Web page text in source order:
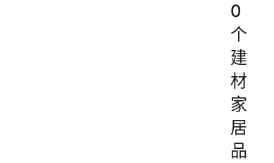
0
个
建
材
家
居
品